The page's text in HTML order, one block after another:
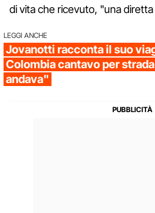
di vita che ricevuto, "una
LEGGI ANCHE
Jovanotti racconta il suo
Colombia cantavo per
andava"